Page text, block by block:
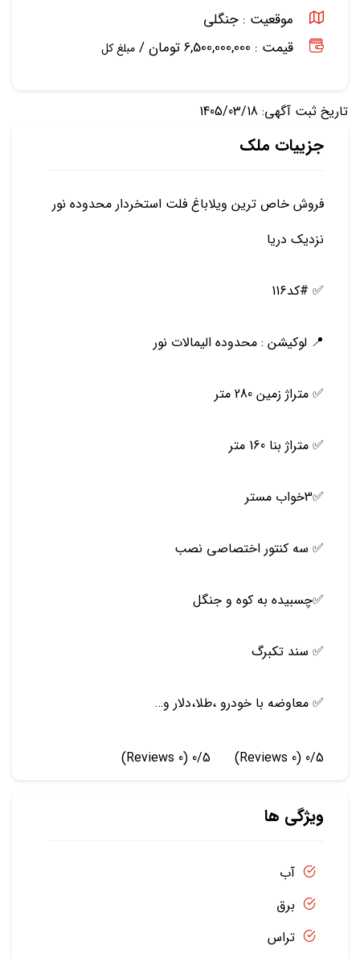
موقعیت : جنگلی
قیمت : 6,500,000,000 تومان /
مبلغ کل
تاریخ ثبت آگهی: 1405/03/18
جزییات ملک
فروش خاص ترین ویلاباغ فلت استخردار محدوده نور
نزدیک دریا
✅ #کد116
📍 لوکیشن : محدوده الیمالات نور
✅ متراژ زمین 280 متر
✅ متراژ بنا 160 متر
✅3خواب مستر
✅ سه کنتور اختصاصی نصب
✅چسبیده به کوه و جنگل
✅ سند تکبرگ
✅ معاوضه با خودرو ،طلا،دلار و…
0/5
(0 Reviews)
0/5
(0 Reviews)
ویژگی ها
آب
برق
تراس